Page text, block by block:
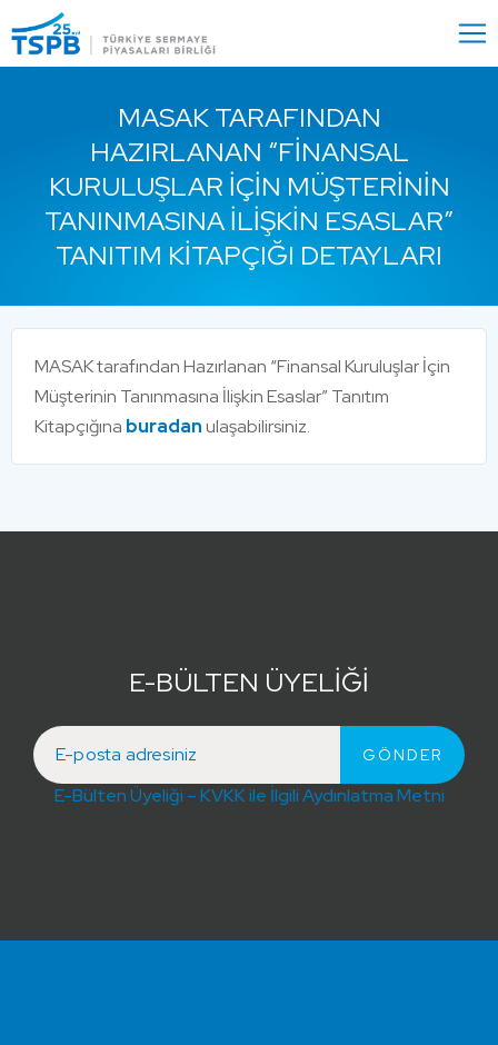
Close
MASAK TARAFINDAN
HAZIRLANAN “FINANSAL
KURULUŞLAR İÇIN MÜŞTERININ
TANINMASINA İLIŞKIN ESASLAR”
TANITIM KITAPÇIĞI DETAYLARI
MASAK tarafından Hazırlanan “Finansal Kuruluşlar İçin
Müşterinin Tanınmasına İlişkin Esaslar” Tanıtım
Kitapçığına buradanulaşabilirsiniz.
E-BÜLTEN ÜYELİĞİ
E-Bülten Üyeliği – KVKK ile İlgili Aydınlatma Metni